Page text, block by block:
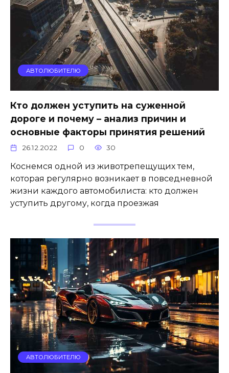
АВТОЛЮБИТЕЛЮ
Кто должен уступить на суженной
дороге и почему – анализ причин и
основные факторы принятия решений
26.12.2022 0 30
Коснемся одной из животрепещущих тем,
которая регулярно возникает в повседневной
жизни каждого автомобилиста: кто должен
уступить другому, когда проезжая
АВТОЛЮБИТЕЛЮ